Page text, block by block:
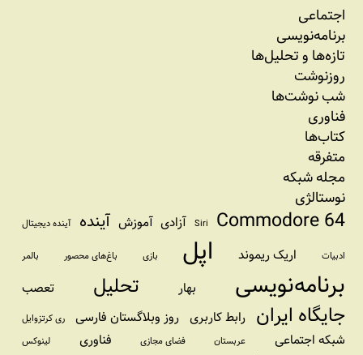
اجتماعی
برنامه‏‌نویسی
تازه‌‌ها و تحلیل‌ها
روزنوشت
شب نوشت‌ها
فناوری
کتاب‌ها
متفرقه
مجله شبکه
نوستالژی
Commodore 64
Siri آزادی آموزش آینده آینده دیجیتال
ادبیات اریک ریموند اپل بازی باغ‌های محصور بالمر
برنامه‌نویسی بهار تحلیل تعصب
جایگاه ایران رابط کاربری روز وبلاگستان فارسی ری کرتزوایل
شبکه اجتماعی عربستان فضای مجازی فناوری لینوکس